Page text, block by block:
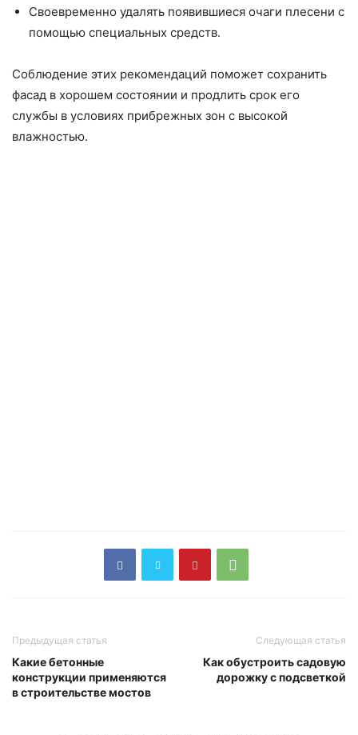
Своевременно удалять появившиеся очаги плесени с
помощью специальных средств.
Соблюдение этих рекомендаций поможет сохранить
фасад в хорошем состоянии и продлить срок его
службы в условиях прибрежных зон с высокой
влажностью.
Предыдущая статья
Какие бетонные
конструкции применяются
в строительстве мостов
Следующая статья
Как обустроить садовую
дорожку с подсветкой